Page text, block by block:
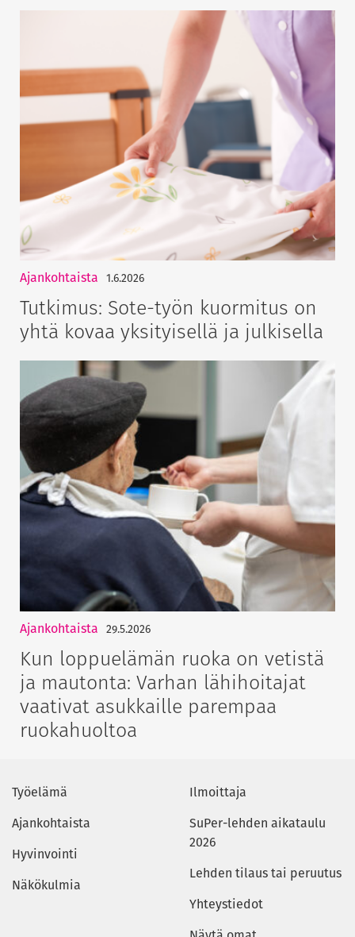
Ajankohtaista 1.6.2026
Tutkimus: Sote-työn kuormitus on
yhtä kovaa yksityisellä ja julkisella
Ajankohtaista 29.5.2026
Kun loppuelämän ruoka on vetistä
ja mautonta: Varhan lähihoitajat
vaativat asukkaille parempaa
ruokahuoltoa
Työelämä
Ajankohtaista
Hyvinvointi
Näkökulmia
Ilmoittaja
SuPer-lehden aikataulu
2026
Lehden tilaus tai peruutus
Yhteystiedot